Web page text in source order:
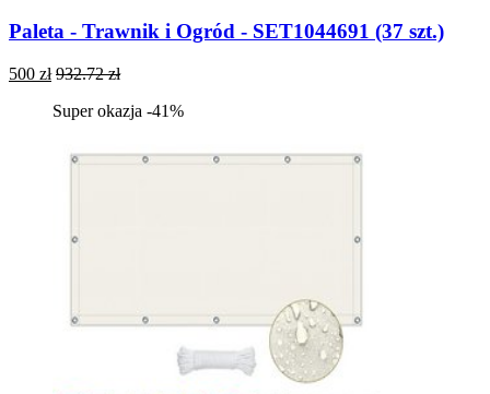
Paleta - Trawnik i Ogród - SET1044691 (37 szt.)
500 zł 932.72 zł
Super okazja -41%